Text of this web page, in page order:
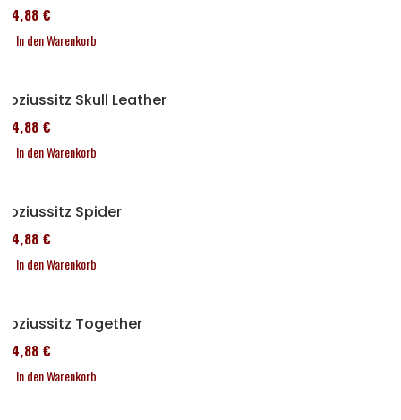
114,88 €
In den Warenkorb
Soziussitz Skull Leather
114,88 €
In den Warenkorb
Soziussitz Spider
114,88 €
In den Warenkorb
Soziussitz Together
114,88 €
In den Warenkorb